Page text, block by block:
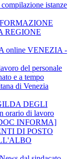
istanze
REGIONE
online VENEZIA -
del personale
e a tempo
di Venezia
DEGLI
orario di lavoro
INFORMA]
DI POSTO